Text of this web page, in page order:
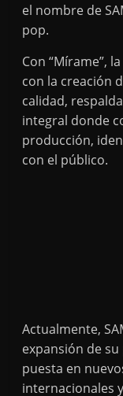
el nombre de
pop.
Con “Mírame”,
con la creación
calidad,
integral donde
producción,
con el público.
Actualmente,
expansión de
puesta en
internacionales